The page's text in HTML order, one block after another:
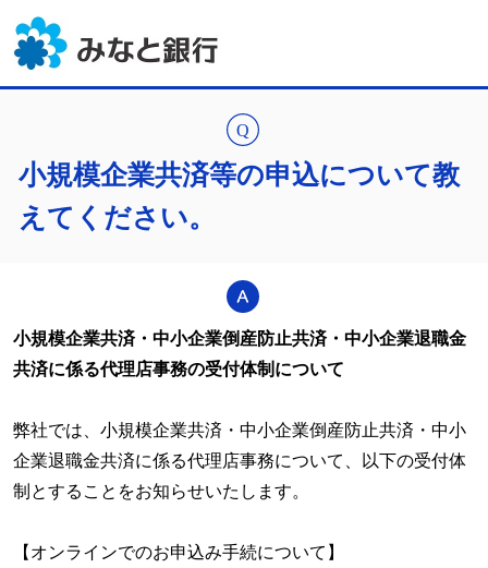
小規模企業共済等の申込について教
えてください。
小規模企業共済・中小企業倒産防止共済・中小企業退職金
共済に係る代理店事務の受付体制について
弊社では、小規模企業共済・中小企業倒産防止共済・中小
企業退職金共済に係る代理店事務について、以下の受付体
制とすることをお知らせいたします。
【オンラインでのお申込み手続について】